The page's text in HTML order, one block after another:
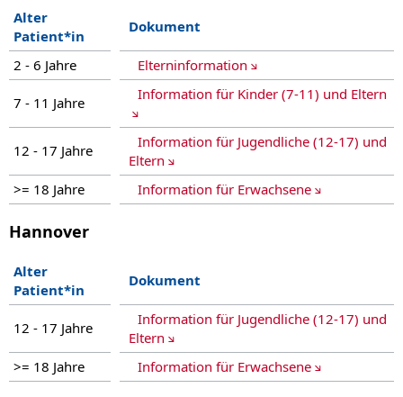
Alter
Patient*in
Dokument
2 - 6 Jahre Elterninformation
7 - 11 Jahre Information für Kinder (7-11) und Eltern
12 - 17 Jahre
Information für Jugendliche (12-17) und
Eltern
>= 18 Jahre
Information für Erwachsene
Hannover
Alter
Patient*in
Dokument
12 - 17 Jahre
Information für Jugendliche (12-17) und
Eltern
>= 18 Jahre
Information für Erwachsene